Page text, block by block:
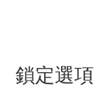
鎖定選項